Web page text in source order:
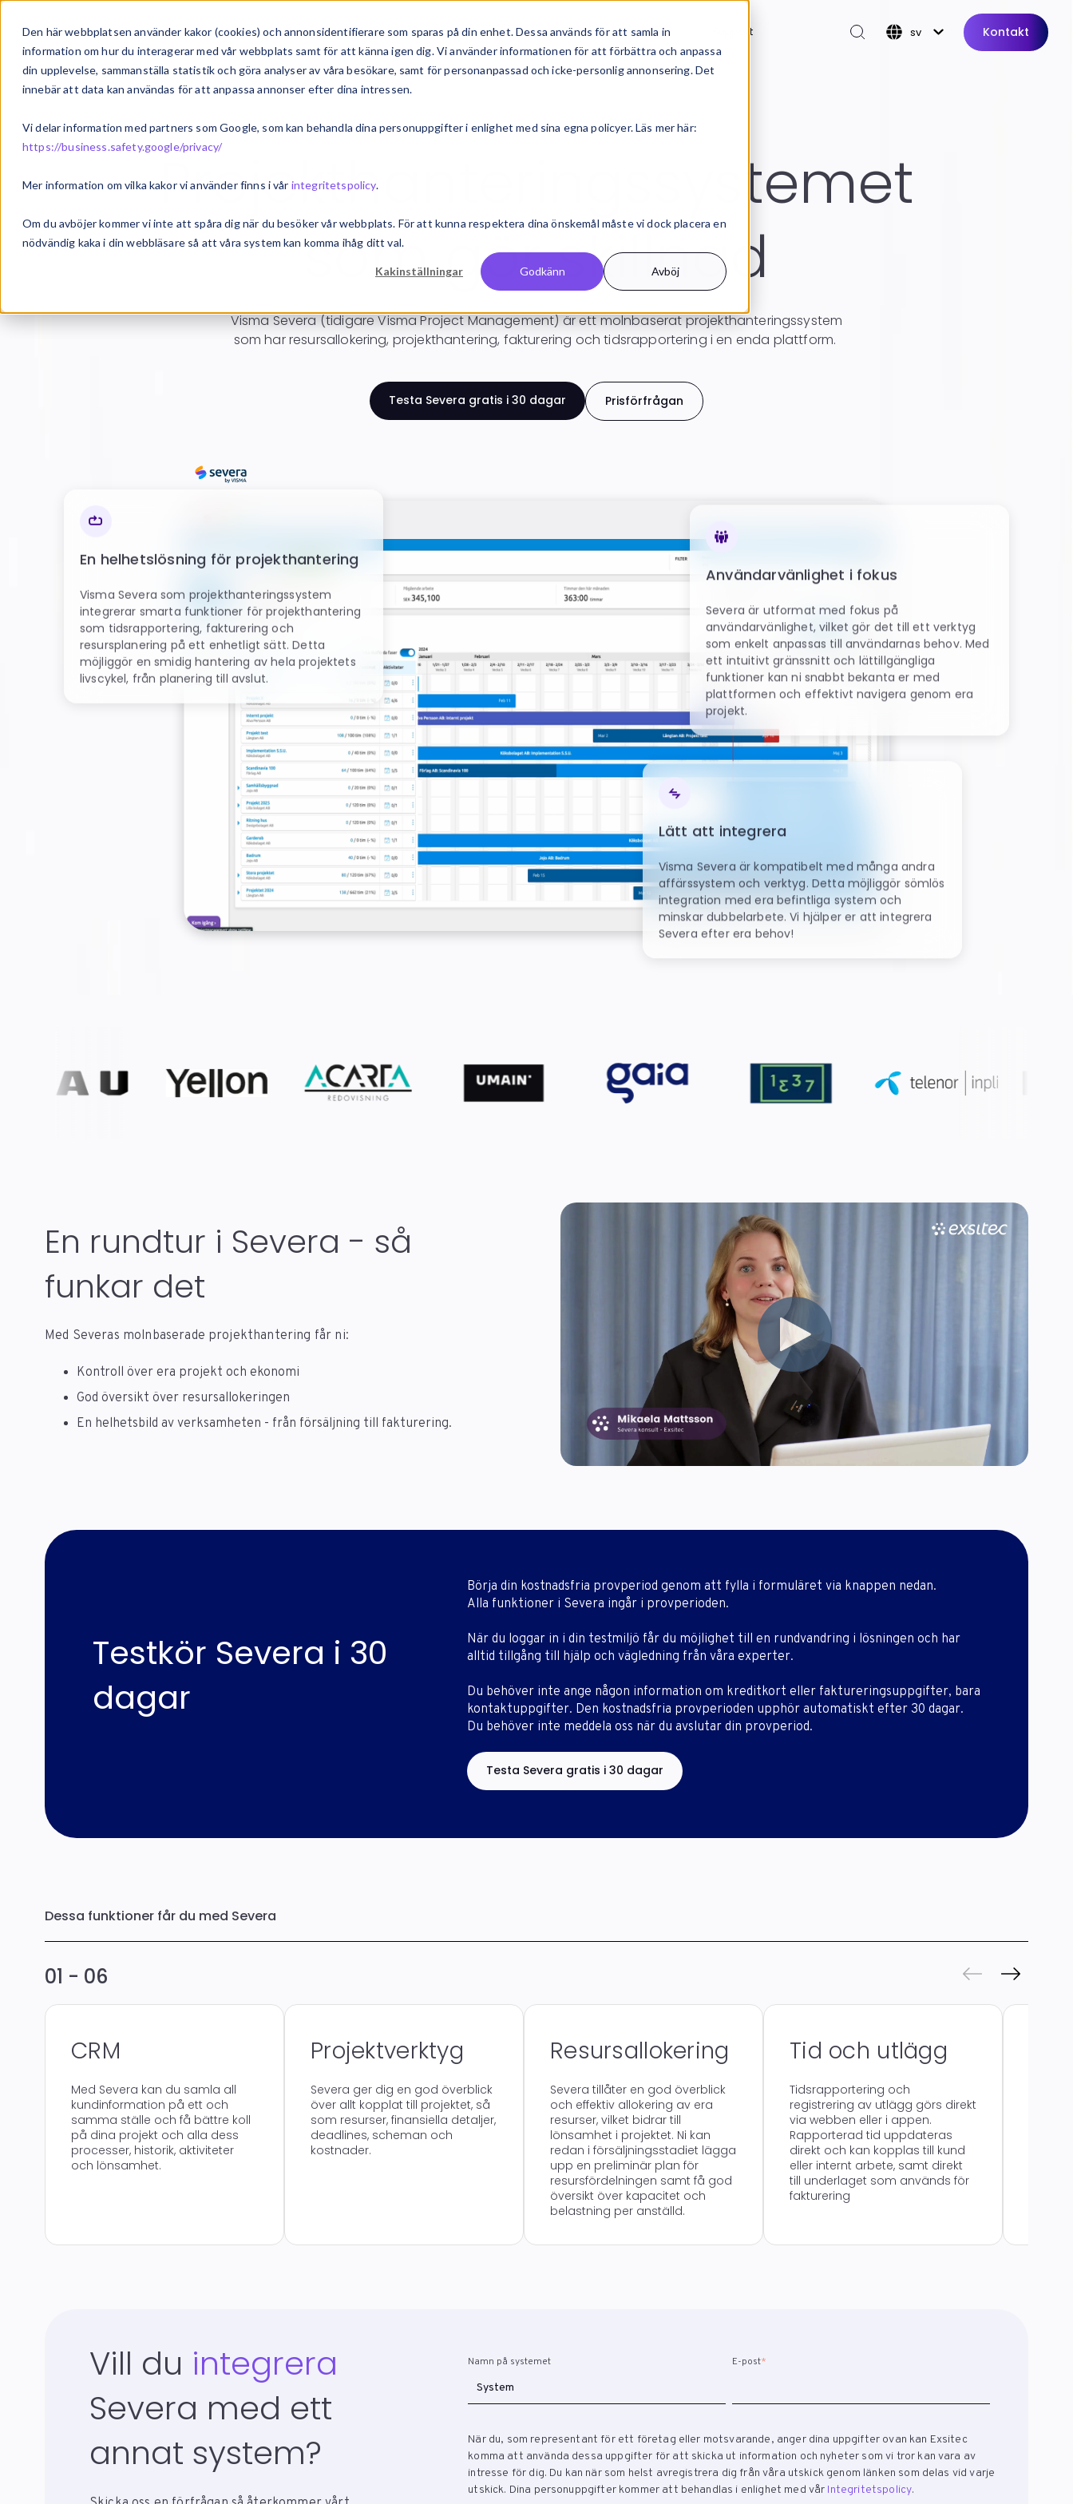
Den här webbplatsen använder kakor (cookies) och annonsidentifierare som sparas på din enhet. Dessa används för att samla in
information om hur du interagerar med vår webbplats samt för att känna igen dig. Vi använder informationen för att förbättra och anpassa
din upplevelse, sammanställa statistik och göra analyser av våra besökare, samt för personanpassad och icke-personlig annonsering. Det
innebär att data kan användas för att anpassa annonser efter dina intressen.
Vi delar information med partners som Google, som kan behandla dina personuppgifter i enlighet med sina egna policyer. Läs mer här:
https://business.safety.google/privacy/
Mer information om vilka kakor vi använder finns i vår integritetspolicy.
Om du avböjer kommer vi inte att spåra dig när du besöker vår webbplats. För att kunna respektera dina önskemål måste vi dock placera en
nödvändig kaka i din webbläsare så att våra system kan komma ihåg ditt val.
Kakinställningar Godkänn Avböj
Om oss Vårt erbjudande Bransch & roll Kundcase Inspiration Support sv Kontakt
Startsida Projekthantering Severa
Projekthanteringssystemet
som gör skillnad
Visma Severa(tidigare Visma Project Management) är ett molnbaserat projekthanteringssystem
som har resursallokering, projekthantering, fakturering och tidsrapportering i en enda plattform.
Testa Severa gratis i 30 dagar Prisförfrågan
En helhetslösning för projekthantering
Visma Severa som projekthanteringssystem
integrerar smarta funktioner för projekthantering
som tidsrapportering, fakturering och
resursplanering på ett enhetligt sätt. Detta
möjliggör en smidig hantering av hela projektets
livscykel, från planering till avslut.
Användarvänlighet i fokus
Severa är utformat med fokus på
användarvänlighet, vilket gör det till ett verktyg
som enkelt anpassas till användarnas behov. Med
ett intuitivt gränssnitt och lättillgängliga
funktioner kan ni snabbt bekanta er med
plattformen och effektivt navigera genom era
projekt.
Lätt att integrera
Visma Severa är kompatibelt med många andra
affärssystem och verktyg. Detta möjliggör sömlös
integration med era befintliga system och
minskar dubbelarbete. Vi hjälper er att integrera
Severa efter era behov!
En rundtur i Severa - så
funkar det
Med Severas molnbaserade projekthantering får ni:
Kontroll över era projekt och ekonomi
God översikt över resursallokeringen
En helhetsbild av verksamheten - från försäljning till fakturering.
Testkör Severa i 30
dagar
Börja din kostnadsfria provperiod genom att fylla i formuläret via knappen nedan.
Alla funktioner i Severa ingår i provperioden.
När du loggar in i din testmiljö får du möjlighet till en rundvandring i lösningen och har
alltid tillgång till hjälp och vägledning från våra experter.
Du behöver inte ange någon information om kreditkort eller faktureringsuppgifter, bara
kontaktuppgifter. Den kostnadsfria provperioden upphör automatiskt efter 30 dagar.
Du behöver inte meddela oss när du avslutar din provperiod.
Testa Severa gratis i 30 dagar
Dessa funktioner får du med Severa
01 - 06
CRM
Med Severa kan du samla all
kundinformation på ett och
samma ställe och få bättre koll
på dina projekt och alla dess
processer, historik, aktiviteter
och lönsamhet.
Projektverktyg
Severa ger dig en god överblick
över allt kopplat till projektet, så
som resurser, finansiella detaljer,
deadlines, scheman och
kostnader.
Resursallokering
Severa tillåter en god överblick
och effektiv allokering av era
resurser, vilket bidrar till
lönsamhet i projektet. Ni kan
redan i försäljningsstadiet lägga
upp en preliminär plan för
resursfördelningen samt få god
översikt över kapacitet och
belastning per anställd.
Tid och utlägg
Tidsrapportering och
registrering av utlägg görs direkt
via webben eller i appen.
Rapporterad tid uppdateras
direkt och kan kopplas till kund
eller internt arbete, samt direkt
till underlaget som används för
fakturering
Vill du integrera
Severa med ett
annat system?
Namn på systemet E-post*
När du, som representant för ett företag eller motsvarande, anger dina uppgifter ovan kan Exsitec
komma att använda dessa uppgifter för att skicka ut information och nyheter som vi tror kan vara av
intresse för dig. Du kan när som helst avregistrera dig från våra utskick genom länken som delas vid varje
utskick. Dina personuppgifter kommer att behandlas i enlighet med vår Integritetspolicy.